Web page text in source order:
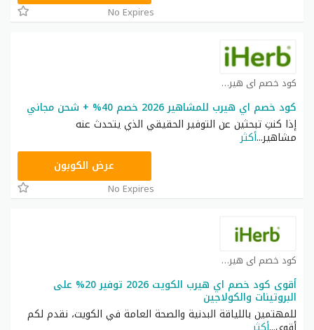
No Expires
كود خصم اي هيرب كوبون
كود خصم اي هيرب للمشاهير 2026 خصم 40% + شحن مجاني
إذا كنتِ تبحثين عن التوفير الحقيقي الذي يتحدث عنه
مشاهير...أكثر
OBP3235عرض الكوبون
No Expires
كود خصم اي هيرب كوبون
أقوى كود خصم اي هيرب الكويت 2026 توفير 20% على
البروتينات والكولاجين
للمهتمين باللياقة البدنية والصحة العامة في الكويت، نقدم لكم